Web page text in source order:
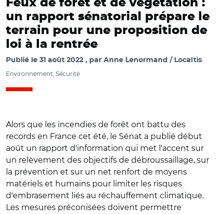
Feux de forêt et de végétation :
un rapport sénatorial prépare le
terrain pour une proposition de
loi à la rentrée
Publié le 31 août 2022 par Anne Lenormand / Localtis
Environnement, Sécurité
Alors que les incendies de forêt ont battu des
records en France cet été, le Sénat a publié début
août un rapport d'information qui met l'accent sur
un relèvement des objectifs de débroussaillage, sur
la prévention et sur un net renfort de moyens
matériels et humains pour limiter les risques
d'embrasement liés au réchauffement climatique.
Les mesures préconisées doivent permettre